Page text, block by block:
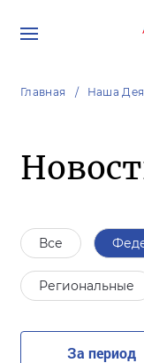
Главная Наша
Все
Региональные
За период